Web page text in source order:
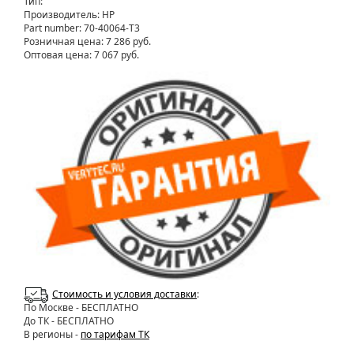
Производитель: HP
Part number: 70-40064-T3
Розничная цена:7 286 руб.
Оптовая цена: 7 067 руб.
Стоимость и условия доставки:
По Москве- БЕСПЛАТНО
До ТК - БЕСПЛАТНО
В регионы - по тарифам ТК